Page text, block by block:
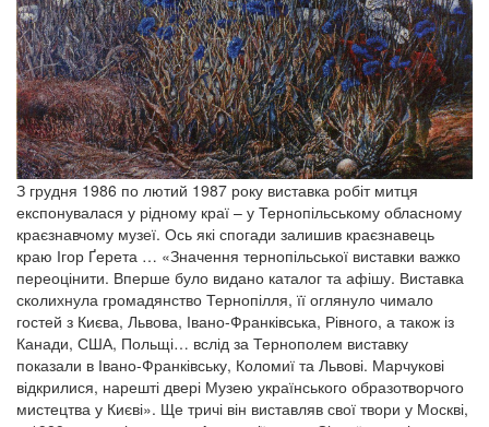
З грудня 1986 по лютий 1987 року виставка робіт митця
експонувалася у рідному краї – у Тернопільському обласному
краєзнавчому музеї. Ось які спогади залишив краєзнавець
краю Ігор Ґерета … «Значення тернопільської виставки важко
переоцінити. Вперше було видано каталог та афішу. Виставка
сколихнула громадянство Тернопілля, її оглянуло чимало
гостей з Києва, Львова, Івано-Франківська, Рівного, а також із
Канади, США, Польщі… вслід за Тернополем виставку
показали в Івано-Франківську, Коломиї та Львові. Марчукові
відкрилися, нарешті двері Музею українського образотворчого
мистецтва у Києві». Ще тричі він виставляв свої твори у Москві,